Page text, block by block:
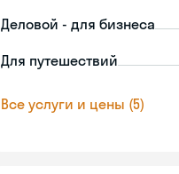
Деловой - для бизнеса
Для путешествий
Все услуги и цены (5)